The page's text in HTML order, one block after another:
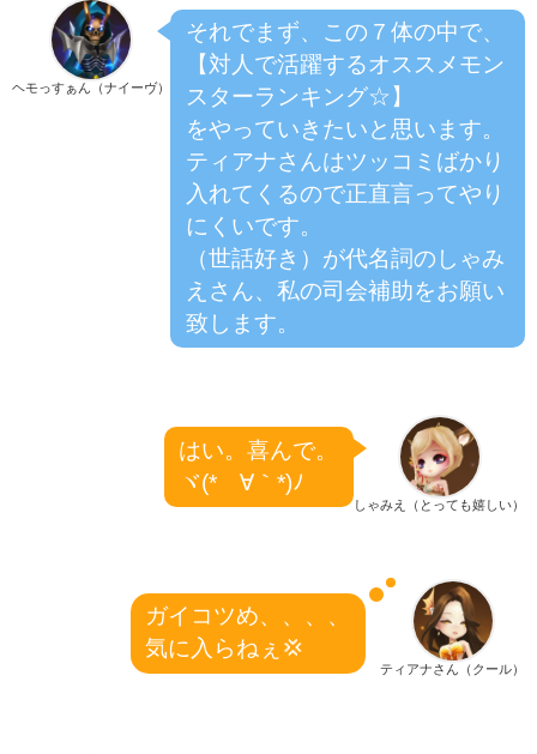
ヘモっすぁん（ナイーヴ）
それでまず、この７体の中で、
【対人で活躍するオススメモン
スターランキング☆】
をやっていきたいと思います。
ティアナさんはツッコミばかり
入れてくるので正直言ってやり
にくいです。
（世話好き）が代名詞のしゃみ
えさん、私の司会補助をお願い
致します。
しゃみえ（とっても嬉しい）
はい。喜んで。
ヾ(*´∀｀*)ﾉ
ティアナさん（クール）
ガイコツめ、、、、
気に入らねぇ💢